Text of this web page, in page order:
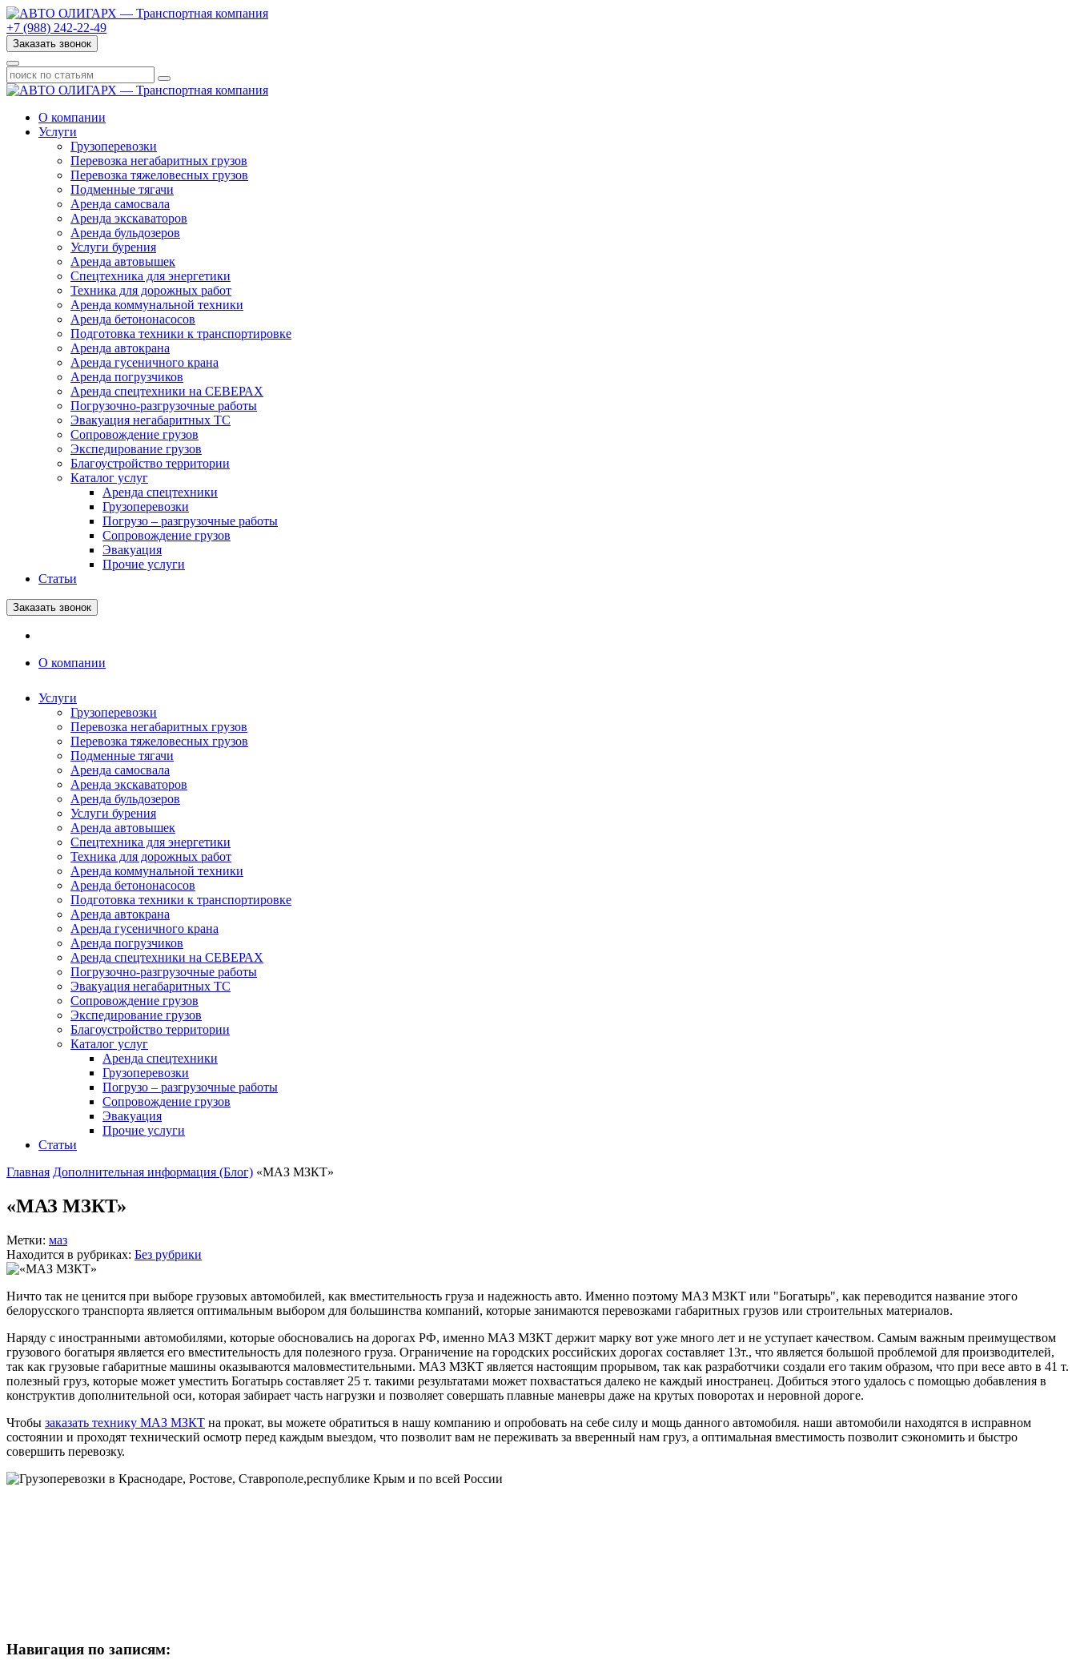
+7 (988) 242-22-49
Заказать звонок
О компании
Услуги
Грузоперевозки
Перевозка негабаритных грузов
Перевозка тяжеловесных грузов
Подменные тягачи
Аренда самосвала
Аренда экскаваторов
Аренда бульдозеров
Услуги бурения
Аренда автовышек
Спецтехника для энергетики
Техника для дорожных работ
Аренда коммунальной техники
Аренда бетононасосов
Подготовка техники к транспортировке
Аренда автокрана
Аренда гусеничного крана
Аренда погрузчиков
Аренда спецтехники на СЕВЕРАХ
Погрузочно-разгрузочные работы
Эвакуация негабаритных ТС
Сопровождение грузов
Экспедирование грузов
Благоустройство территории
Каталог услуг
Аренда спецтехники
Грузоперевозки
Погрузо – разгрузочные работы
Сопровождение грузов
Эвакуация
Прочие услуги
Статьи
Заказать звонок
О компании
Услуги
Грузоперевозки
Перевозка негабаритных грузов
Перевозка тяжеловесных грузов
Подменные тягачи
Аренда самосвала
Аренда экскаваторов
Аренда бульдозеров
Услуги бурения
Аренда автовышек
Спецтехника для энергетики
Техника для дорожных работ
Аренда коммунальной техники
Аренда бетононасосов
Подготовка техники к транспортировке
Аренда автокрана
Аренда гусеничного крана
Аренда погрузчиков
Аренда спецтехники на СЕВЕРАХ
Погрузочно-разгрузочные работы
Эвакуация негабаритных ТС
Сопровождение грузов
Экспедирование грузов
Благоустройство территории
Каталог услуг
Аренда спецтехники
Грузоперевозки
Погрузо – разгрузочные работы
Сопровождение грузов
Эвакуация
Прочие услуги
Статьи
Главная Дополнительная информация (Блог) «МАЗ МЗКТ»
«МАЗ МЗКТ»
Метки: маз
Находится в рубриках: Без рубрики
Ничто так не ценится при выборе грузовых автомобилей, как вместительность груза и надежность авто. Именно поэтому МАЗ МЗКТ или "Богатырь", как переводится название этого
белорусского транспорта является оптимальным выбором для большинства компаний, которые занимаются перевозками габаритных грузов или строительных материалов.
Наряду с иностранными автомобилями, которые обосновались на дорогах РФ, именно МАЗ МЗКТ держит марку вот уже много лет и не уступает качеством. Самым важным преимуществом
грузового богатыря является его вместительность для полезного груза. Ограничение на городских российских дорогах составляет 13т., что является большой проблемой для производителей,
так как грузовые габаритные машины оказываются маловместительными. МАЗ МЗКТ является настоящим прорывом, так как разработчики создали его таким образом, что при весе авто в 41 т.
полезный груз, которые может уместить Богатырь составляет 25 т. такими результатами может похвастаться далеко не каждый иностранец. Добиться этого удалось с помощью добавления в
конструктив дополнительной оси, которая забирает часть нагрузки и позволяет совершать плавные маневры даже на крутых поворотах и неровной дороге.
Чтобы заказать технику МАЗ МЗКТ на прокат, вы можете обратиться в нашу компанию и опробовать на себе силу и мощь данного автомобиля. наши автомобили находятся в исправном
состоянии и проходят технический осмотр перед каждым выездом, что позволит вам не переживать за вверенный нам груз, а оптимальная вместимость позволит сэкономить и быстро
совершить перевозку.
Навигация по записям: